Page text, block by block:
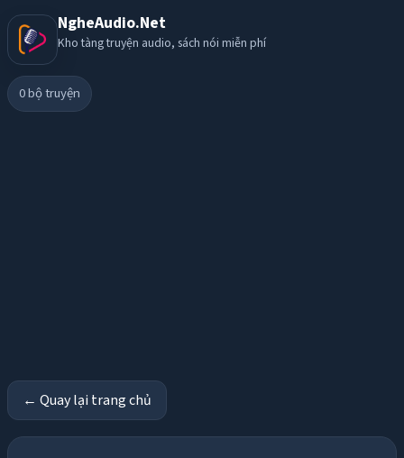
NgheAudio.Net
Kho tàng truyện audio, sách nói miễn phí
0bộ truyện
← Quay lại trang chủ